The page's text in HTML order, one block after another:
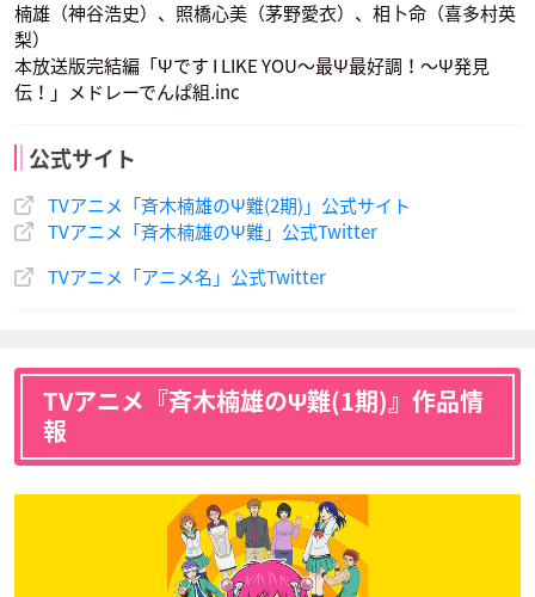
声優：M・A・O
楠雄（神谷浩史）、照橋心美（茅野愛衣）、相卜命（喜多村英
梨）
本放送版完結編「Ψです I LIKE YOU～最Ψ最好調！～Ψ発見
伝！」メドレーでんぱ組.inc
公式サイト
TVアニメ「斉木楠雄のΨ難(2期)」公式サイト
TVアニメ「斉木楠雄のΨ難」公式Twitter
TVアニメ「アニメ名」公式Twitter
TVアニメ『斉木楠雄のΨ難(1期)』作品情
報